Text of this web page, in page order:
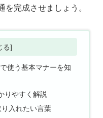
を完成させましょう。
使う基本マナーを知
りやすく解説
入れたい言葉